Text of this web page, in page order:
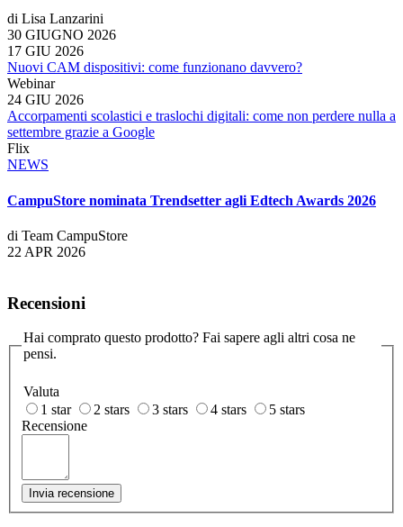
di Lisa Lanzarini
30 GIUGNO 2026
17 GIU 2026
Nuovi CAM dispositivi: come funzionano davvero?
Webinar
24 GIU 2026
Accorpamenti scolastici e traslochi digitali: come non perdere nulla a
settembre grazie a Google
Flix
NEWS
CampuStore nominata Trendsetter agli Edtech Awards 2026
di Team CampuStore
22 APR 2026
Recensioni
Hai comprato questo prodotto? Fai sapere agli altri cosa ne
pensi.
Valuta
1 star
2 stars 3 stars 4 stars
5 stars
Recensione
Invia recensione